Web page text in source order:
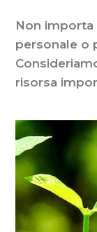
Non
personale o
risorsa